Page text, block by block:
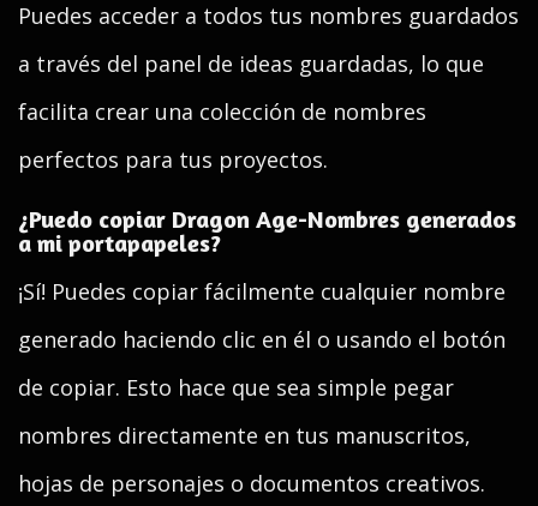
Puedes acceder a todos tus nombres guardados
a través del panel de ideas guardadas, lo que
facilita crear una colección de nombres
perfectos para tus proyectos.
¿Puedo copiar Dragon Age-Nombres generados
a mi portapapeles?
¡Sí! Puedes copiar fácilmente cualquier nombre
generado haciendo clic en él o usando el botón
de copiar. Esto hace que sea simple pegar
nombres directamente en tus manuscritos,
hojas de personajes o documentos creativos.